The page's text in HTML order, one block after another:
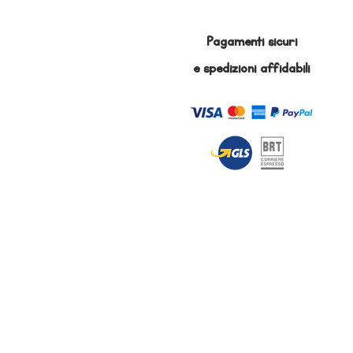
Pagamenti sicuri
espedizioni affidabili